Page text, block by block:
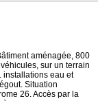
aménagée, 800
sur un terrain
installations eau et
Situation
26. Accès par la